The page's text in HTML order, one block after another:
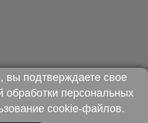
вы подтверждаете свое
обработки персональных
cookie-файлов.